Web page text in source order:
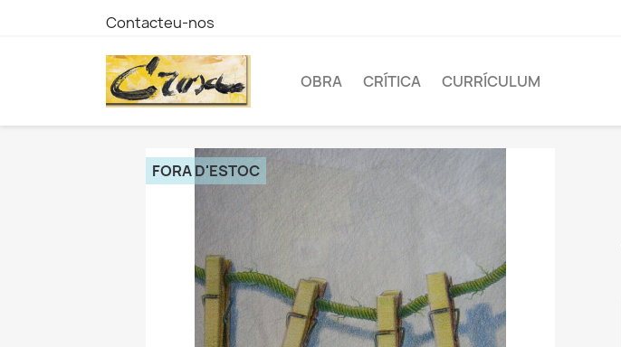
Contacteu-nos
OBRA CRÍTICA CURRÍCULUM
FORA D'ESTOC